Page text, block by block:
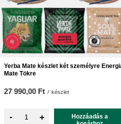
Yerba Mate készlet két személyre
Mate Tökre
27 990,00 Ft / készlet
- +
Hozzáadás a